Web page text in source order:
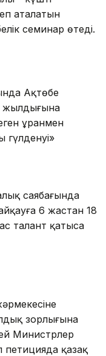
аталатын
семинар өтеді.
Ақтөбе
жылдығына
ұранмен
гүлденуі»
саябағында
6 жастан 18
талант қатыса
зорлығына
Министрлер
петицияда қазақ